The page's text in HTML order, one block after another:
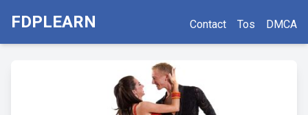
FDPLEARN Contact Tos DMCA